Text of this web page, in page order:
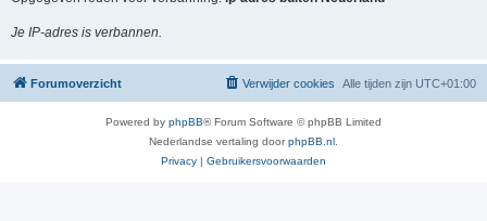
Je IP-adres is verbannen.
Forumoverzicht Alle tijden zijn UTC+01:00
Verwijder cookies
Powered by phpBB® Forum Software © phpBB Limited
Nederlandse vertaling doorphpBB.nl
Privacy | Gebruikersvoorwaarden